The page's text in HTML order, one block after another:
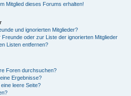
Mitglied dieses Forums erhalten!
und ignorierten Mitglieder?
oder zur Liste der ignorierten Mitglieder
Listen entfernen?
Foren durchsuchen?
Ergebnisse?
leere Seite?